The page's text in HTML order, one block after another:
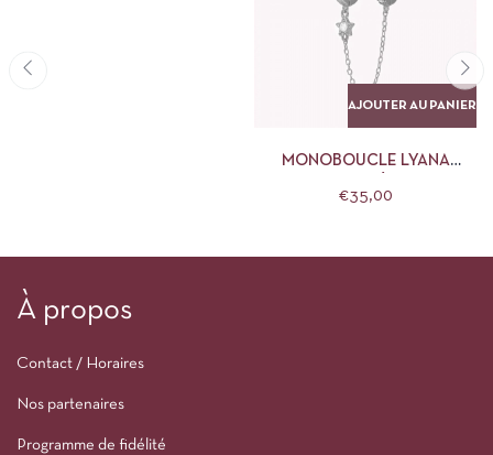
AJOUTER AU PANIER
MONOBOUCLE LYANA
€35,00
À propos
Contact / Horaires
Nos partenaires
Programme de fidélité